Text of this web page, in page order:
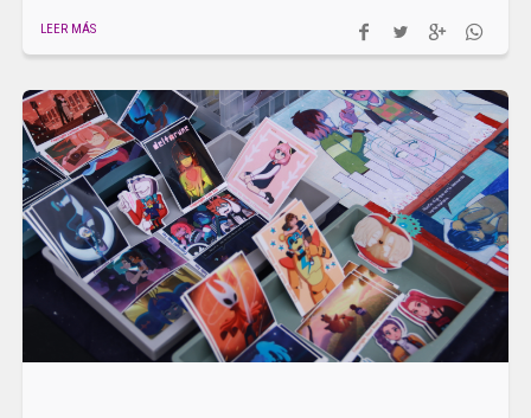
LEER MÁS